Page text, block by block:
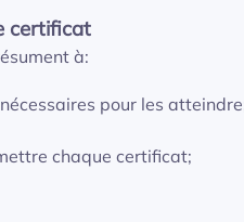
certificat
à:
pour les
chaque certificat;